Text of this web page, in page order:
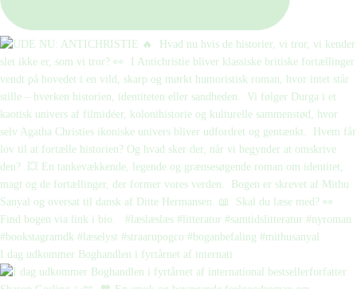
I dag udkommer Boghandlen i fyrtårnet af internati